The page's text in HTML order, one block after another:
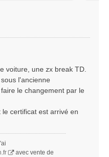
voiture, une zx break TD.
l'ancienne
le changement par le
certificat est arrivé en
avec vente de